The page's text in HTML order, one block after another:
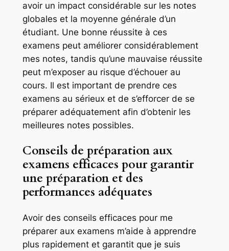
avoir un impact considérable sur les notes
globales et la moyenne générale d’un
étudiant. Une bonne réussite à ces
examens peut améliorer considérablement
mes notes, tandis qu’une mauvaise réussite
peut m’exposer au risque d’échouer au
cours. Il est important de prendre ces
examens au sérieux et de s’efforcer de se
préparer adéquatement afin d’obtenir les
meilleures notes possibles.
Conseils de préparation aux
examens efficaces pour garantir
une préparation et des
performances adéquates
Avoir des conseils efficaces pour me
préparer aux examens m’aide à apprendre
plus rapidement et garantit que je suis